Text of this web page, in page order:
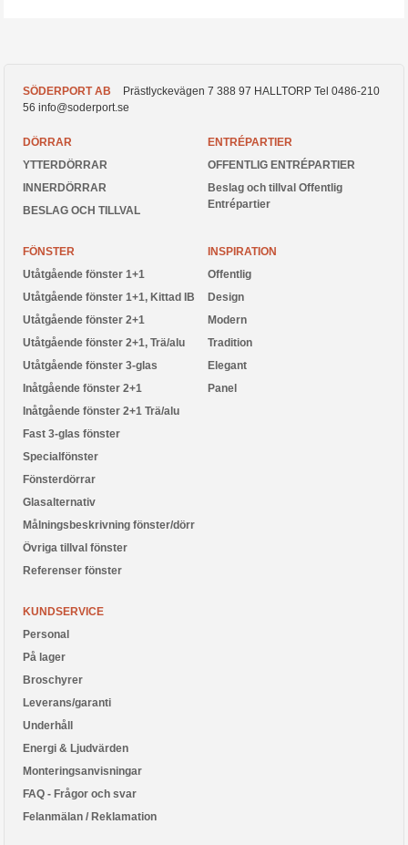
SÖDERPORT AB Prästlyckevägen 7 388 97 HALLTORP Tel 0486-210
56 info@soderport.se
DÖRRAR
YTTERDÖRRAR
INNERDÖRRAR
BESLAG OCH TILLVAL
ENTRÉPARTIER
OFFENTLIG ENTRÉPARTIER
Beslag och tillval Offentlig
Entrépartier
FÖNSTER
Utåtgående fönster 1+1
Utåtgående fönster 1+1, Kittad IB
Utåtgående fönster 2+1
Utåtgående fönster 2+1, Trä/alu
Utåtgående fönster 3-glas
Inåtgående fönster 2+1
Inåtgående fönster 2+1 Trä/alu
Fast 3-glas fönster
Specialfönster
Fönsterdörrar
Glasalternativ
Målningsbeskrivning fönster/dörr
Övriga tillval fönster
Referenser fönster
INSPIRATION
Offentlig
Design
Modern
Tradition
Elegant
Panel
KUNDSERVICE
Personal
På lager
Broschyrer
Leverans/garanti
Underhåll
Energi & Ljudvärden
Monteringsanvisningar
FAQ - Frågor och svar
Felanmälan / Reklamation